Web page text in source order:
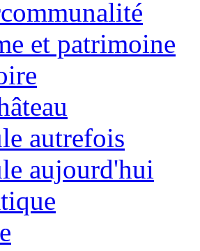
et patrimoine
autrefois
aujourd'hui